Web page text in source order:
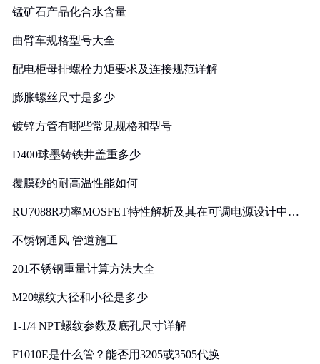
锰矿石产品化合水含量
曲臂车规格型号大全
配电柜母排螺栓力矩要求及连接规范详解
膨胀螺丝尺寸是多少
镀锌方管有哪些常见规格和型号
D400球墨铸铁井盖重多少
覆膜砂的耐高温性能如何
RU7088R功率MOSFET特性解析及其在可调电源设计中的
不锈钢通风 管道施工
201不锈钢重量计算方法大全
M20螺纹大径和小径是多少
1-1/4 NPT螺纹参数及底孔尺寸详解
F1010E是什么管？能否用3205或3505代换